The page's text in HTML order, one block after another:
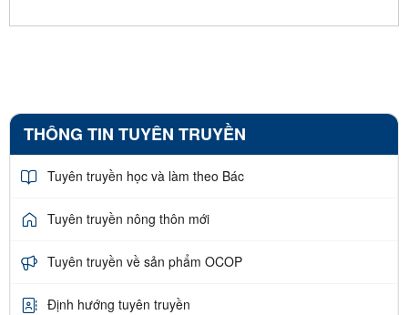
THÔNG TIN TUYÊN TRUYỀN
Tuyên truyền học và làm theo Bác
Tuyên truyền nông thôn mới
Tuyên truyền về sản phẩm OCOP
Định hướng tuyên truyền